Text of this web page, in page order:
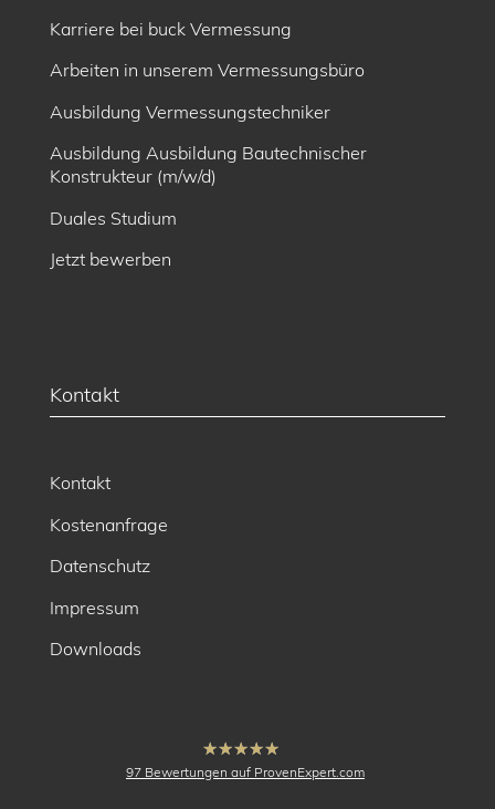
Karriere bei buck Vermessung
Arbeiten in unserem Vermessungsbüro
Ausbildung Vermessungstechniker
Ausbildung Ausbildung Bautechnischer
Konstrukteur (m/w/d)
Duales Studium
Jetzt bewerben
Kontakt
Kontakt
Kostenanfrage
Datenschutz
Impressum
Downloads
hat4.91
von5
97Bewertungen auf ProvenExpert.com